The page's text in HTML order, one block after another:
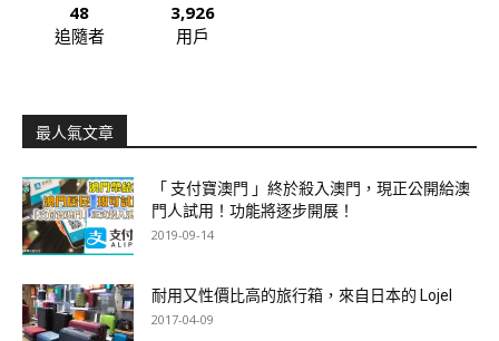
48
追隨者
3,926
用戶
最人氣文章
「 支付寶澳門 」終於殺入澳門，現正公開給澳
門人試用！功能將逐步開展！
2019-09-14
耐用又性價比高的旅行箱，來自日本的 Lojel
2017-04-09